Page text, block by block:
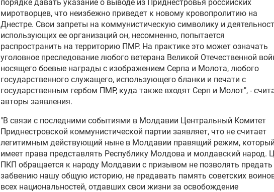
Жители Румынии назвали
самого популярного
иностранного лидера
09:57
Молдавские военные приняли
участие в проводимых в
Румынии учениях
09:37
Президент Молдавии призвала
Румынию оказать Кишиневу
«политическую помощь»
порядке давать указание о выводе из Приднестровья российских
миротворцев, что неизбежно приведет к новому кровопролитию на
Днестре. Свои запреты на коммунистическую символику и
использующих ее организаций он, несомненно, попытается
распространить на территорию ПМР. На практике это может означать
уголовное преследование любого ветерана Великой Отечественной
носящего боевые награды с изображением Серпа и Молота, любого
государственного служащего, использующего бланки и печати с
государственным гербом ПМР, куда также входят Серп и Молот", -
авторы заявления.
"В связи с последними событиями в Молдавии Центральный Комитет
Приднестровской коммунистической партии заявляет, что не считает
легитимным действующий ныне в Молдавии правящий режим,
имеет права представлять Республику Молдова и молдавский народ.
ПКП обращается к народу Молдавии с призывом не позволять предать
забвению нашу общую историю, не предавать память советских
всех национальностей, отдавших свои жизни за освобождение